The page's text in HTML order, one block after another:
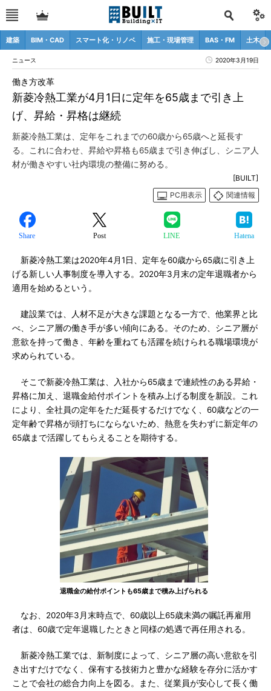
建築 BIM・CAD スマート化・リノベ 施工・現場管理 BAS・FM 土木
ニュース 2020年3月19日
新菱冷熱工業が4月1日に定年を65歳まで引き上
げ、昇給・昇格は継続
働き方改革
新菱冷熱工業は、定年をこれまでの60歳から65歳へと延長す
る。これに合わせ、昇給や昇格も65歳まで引き伸ばし、シニア人
材が働きやすい社内環境の整備に努める。
[BUILT]
PC用表示
関連情報
Share Post LINE Hatena
新菱冷熱工業は2020年4月1日、定年を60歳から65歳に引き上
げる新しい人事制度を導入する。2020年3月末の定年退職者から
適用を始めるという。
建設業では、人材不足が大きな課題となる一方で、他業界と比
べ、シニア層の働き手が多い傾向にある。そのため、シニア層が
意欲を持って働き、年齢を重ねても活躍を続けられる職場環境が
求められている。
そこで新菱冷熱工業は、入社から65歳まで連続性のある昇給・
昇格に加え、退職金給付ポイントを積み上げる制度を新設。これ
により、全社員の定年をただ延長するだけでなく、60歳などの一
定年齢で昇格が頭打ちにならないため、熱意を失わずに新定年の
65歳まで活躍してもらえることを期待する。
退職金の給付ポイントも65歳まで積み上げられる
なお、2020年3月末時点で、60歳以上65歳未満の嘱託再雇用
者は、60歳で定年退職したときと同様の処遇で再任用される。
新菱冷熱工業では、新制度によって、シニア層の高い意欲を引
き出すだけでなく、保有する技術力と豊かな経験を存分に活かす
ことで会社の総合力向上を図る。また、従業員が安心して長く働